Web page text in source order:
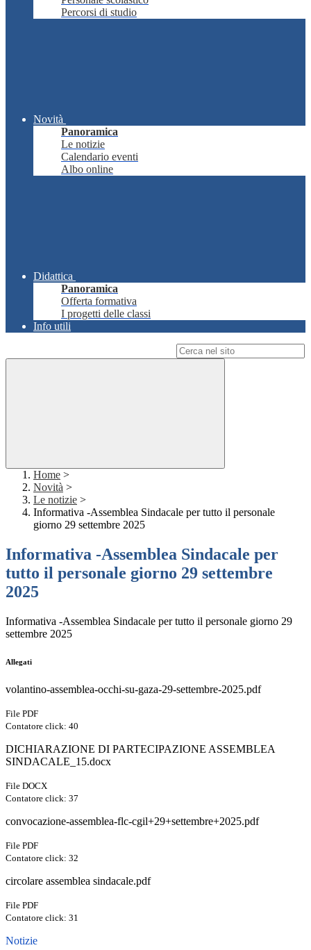
Percorsi di studio
Novità
Panoramica
Le notizie
Calendario eventi
Albo online
Didattica
Panoramica
Offerta formativa
I progetti delle classi
Info utili
Home >
Novità >
Le notizie >
Informativa -Assemblea Sindacale per tutto il personale
giorno 29 settembre 2025
Informativa -Assemblea Sindacale per
tutto il personale giorno 29 settembre
2025
Informativa -Assemblea Sindacale per tutto il personale giorno 29
settembre 2025
Allegati
volantino-assemblea-occhi-su-gaza-29-settembre-2025.pdf
File PDF
Contatore click: 40
DICHIARAZIONE DI PARTECIPAZIONE ASSEMBLEA
SINDACALE_15.docx
File DOCX
Contatore click: 37
convocazione-assemblea-flc-cgil+29+settembre+2025.pdf
File PDF
Contatore click: 32
circolare assemblea sindacale.pdf
File PDF
Contatore click: 31
Notizie